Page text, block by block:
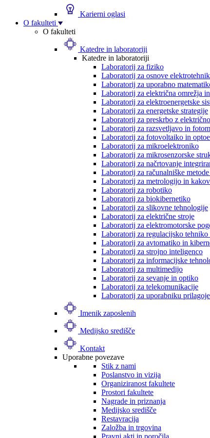
Karierni oglasi
O fakulteti
O fakulteti
Katedre in laboratoriji
Katedre in laboratoriji
Laboratorij za fiziko
Laboratorij za osnove
Laboratorij za uporabno
Laboratorij za električna omrežja
Laboratorij za elektroenergetske
Laboratorij za energetske strategije
Laboratorij za preskrbo z
Laboratorij za razsvetljavo in
Laboratorij za fotovoltaiko in
Laboratorij za mikroelektroniko
Laboratorij za mikrosenzorske
Laboratorij za načrtovanje
Laboratorij za računalniške
Laboratorij za metrologijo in
Laboratorij za robotiko
Laboratorij za biokibernetiko
Laboratorij za slikovne tehnologije
Laboratorij za električne stroje
Laboratorij za elektromotorske
Laboratorij za regulacijsko
Laboratorij za avtomatiko in
Laboratorij za strojno inteligenco
Laboratorij za informacijske
Laboratorij za multimedijo
Laboratorij za sevanje in optiko
Laboratorij za telekomunikacije
Laboratorij za uporabniku
Imenik zaposlenih
Medijsko središče
Kontakt
Uporabne povezave
Stik z nami
Poslanstvo in vizija
Organiziranost fakultete
Prostori fakultete
Nagrade in priznanja
Medijsko središče
Restavracija
Založba in trgovina
Pravni akti in poročila